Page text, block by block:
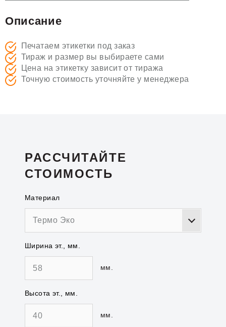
Описание
Печатаем этикетки под заказ
Тираж и размер вы выбираете сами
Цена на этикетку зависит от тиража
Точную стоимость уточняйте у менеджера
РАССЧИТАЙТЕ
СТОИМОСТЬ
Материал
Термо Эко
Ширина эт., мм.
мм.
Высота эт., мм.
мм.